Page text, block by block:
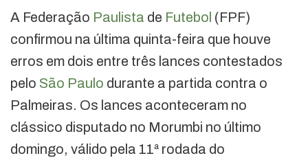
A Federação Paulista de Futebol (FPF)
confirmou na última quinta-feira que houve
erros em dois entre três lances contestados
pelo São Paulo durante a partida contra o
Palmeiras. Os lances aconteceram no
clássico disputado no Morumbi no último
domingo, válido pela 11ª rodada do